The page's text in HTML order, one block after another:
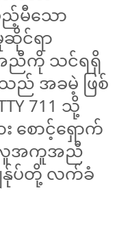
မီသော
ဆိုင်ရာ
ညီကို သင်ရရှိ
အခမဲ့ ဖြစ်
711 သို့
စောင့်ရှောက်
းလူအကူအညီ
ျွန်ုပ်တို့ လက်ခံ